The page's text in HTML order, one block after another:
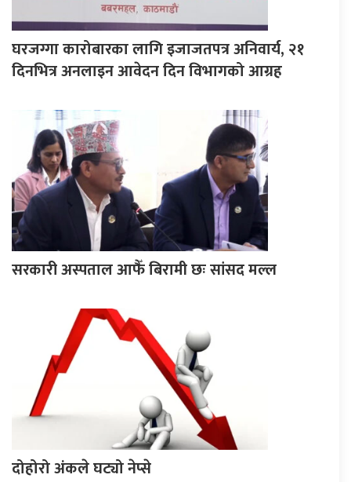
घरजग्गा कारोबारका लागि इजाजतपत्र अनिवार्य, २१
दिनभित्र अनलाइन आवेदन दिन विभागको आग्रह
सरकारी अस्पताल आफैँ बिरामी छः सांसद मल्ल
दोहोरो अंकले घट्यो नेप्से